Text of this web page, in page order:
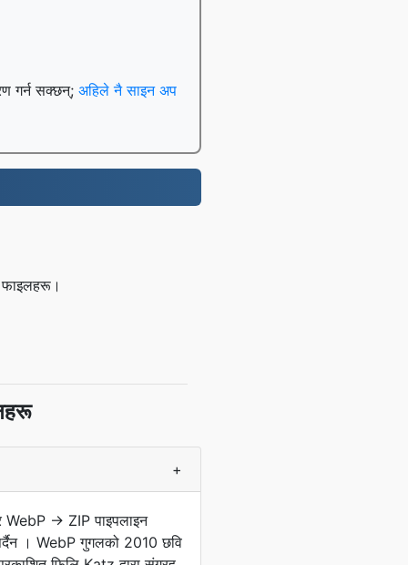
गर्न सक्छन्; अहिले नै साइन अप
फाइलहरू।
+
WebP → ZIP पाइपलाइन
। WebP गुगलको 2010 छवि